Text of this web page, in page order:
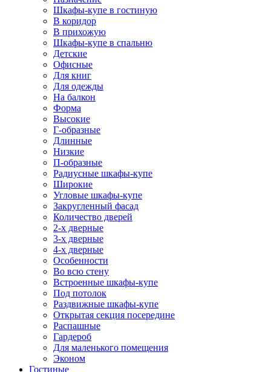
Шкафы-купе в гостиную
В коридор
В прихожую
Шкафы-купе в спальню
Детские
Офисные
Для книг
Для одежды
На балкон
Форма
Высокие
Г-образные
Длинные
Низкие
П-образные
Радиусные шкафы-купе
Широкие
Угловые шкафы-купе
Закругленный фасад
Количество дверей
2-х дверные
3-х дверные
4-х дверные
Особенности
Во всю стену
Встроенные шкафы-купе
Под потолок
Раздвижные шкафы-купе
Открытая секция посередине
Распашные
Гардероб
Для маленького помещения
Эконом
Гостиные